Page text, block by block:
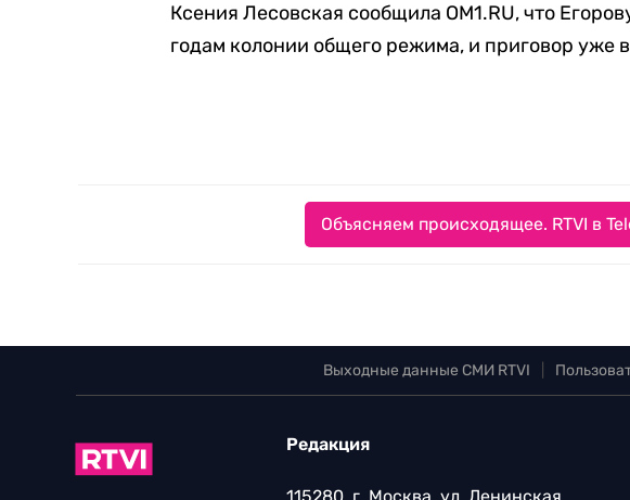
Ксения Лесовская сообщила OM1.RU, что
годам колонии общего режима, и приговор уже
Объясняем происходящее. RTVI в
Выходные данные СМИ RTVI
Редакция